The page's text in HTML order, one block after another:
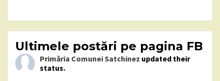
Ultimele postări pe pagina FB
Primăria Comunei Satchinez updated their
status.